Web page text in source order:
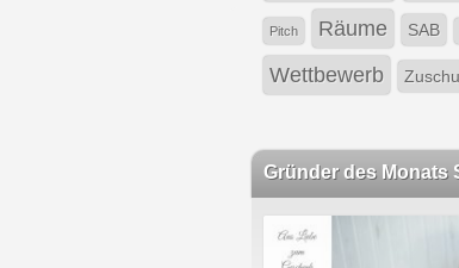
Pitch Räume SAB
Wettbewerb
Gründer des Monats